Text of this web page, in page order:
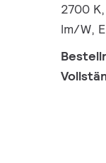
2700
lm/W,